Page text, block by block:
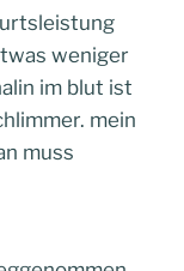
weniger
im blut ist
mein
muss